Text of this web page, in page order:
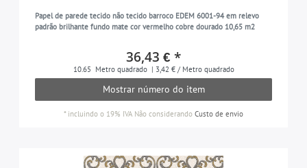
Papel de parede tecido não tecido barroco EDEM 6001-94 em relevo
padrão brilhante fundo mate cor vermelho cobre dourado 10,65 m2
36,43 € *
10.65 Metro quadrado | 3,42 € / Metro quadrado
Mostrar número do item
* incluindo o 19% IVA Não considerando Custo de envio